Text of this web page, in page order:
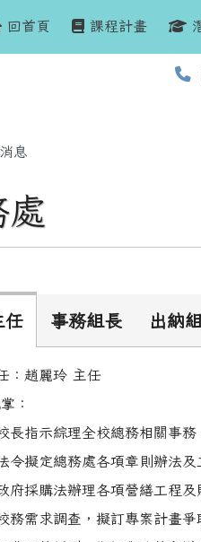
回首頁 課程計畫
息
處
任 事務組長 出納
主任：趙麗玲
：
長指示綜理全校總務相關事務
令擬定總務處各項章則辦法及
府採購法辦理各項營繕工程及
務需求調查，擬訂專案計畫爭